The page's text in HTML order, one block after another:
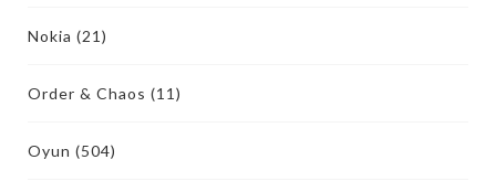
Nokia (21)
Order & Chaos (11)
Oyun (504)